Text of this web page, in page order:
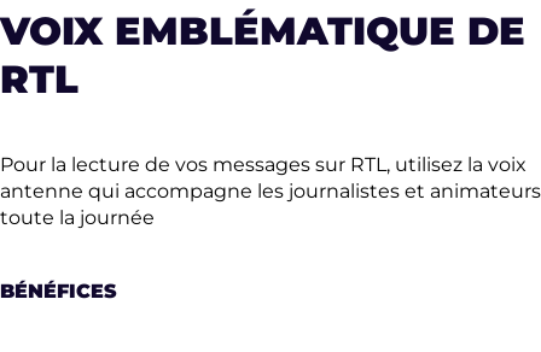
VOIX EMBLÉMATIQUE DE
RTL
Pour la lecture de vos messages sur RTL, utilisez la voix
antenne qui accompagne les journalistes et animateurs
toute la journée
BÉNÉFICES